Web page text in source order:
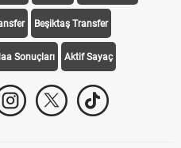
Beşiktaş Transfer
Sonuçları Aktif Sayaç